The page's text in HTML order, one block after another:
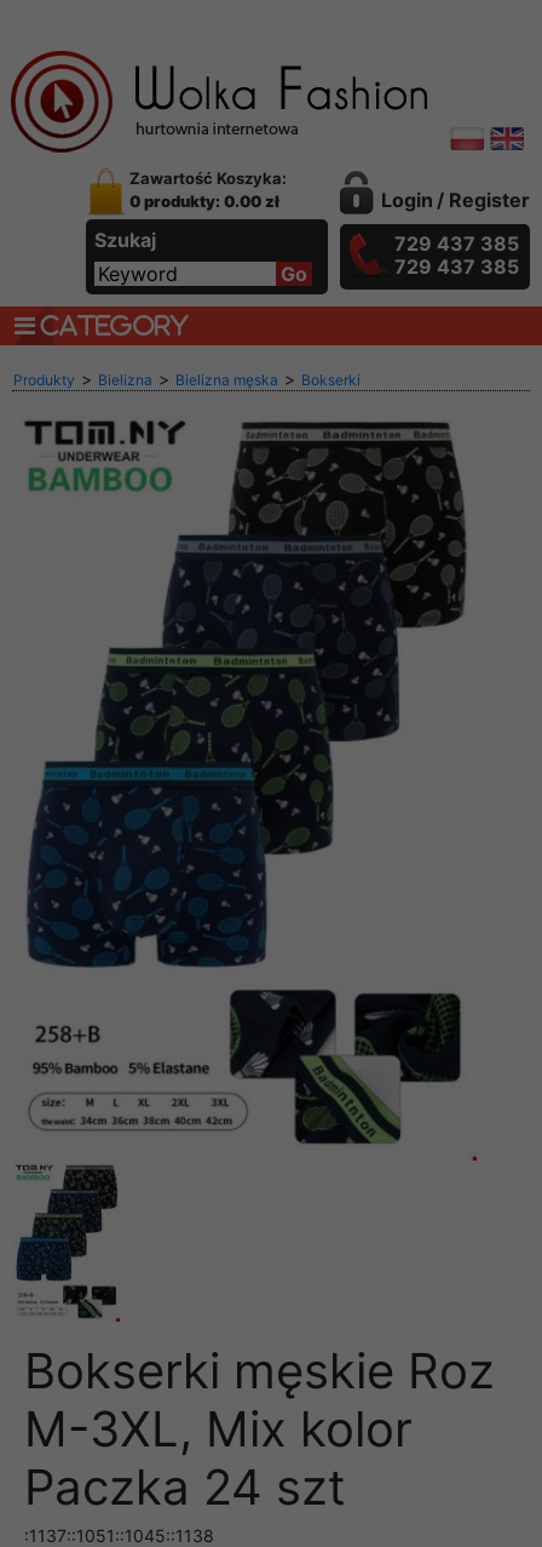
Zawartość Koszyka:
0 produkty: 0.00 zł
Szukaj
Login / Register
729 437 385
729 437 385
CATEGORY
Produkty > Bielizna > Bielizna męska > Bokserki
Bokserki męskie Roz
M-3XL, Mix kolor
Paczka 24 szt
:1137::1051::1045::1138